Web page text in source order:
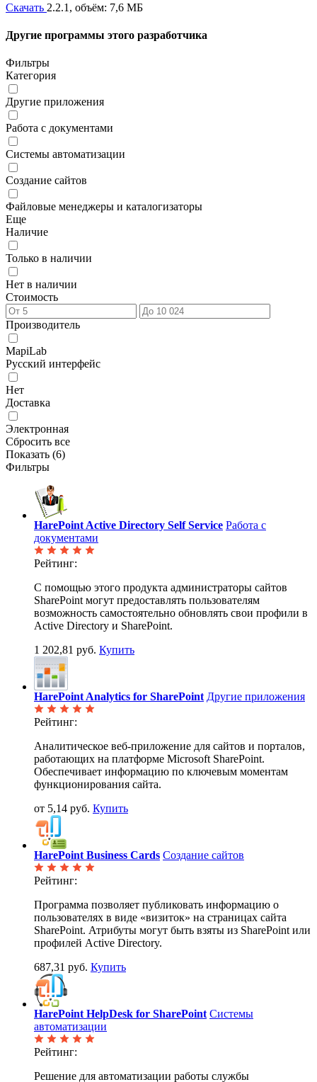
Скачать 2.2.1, объём: 7,6 МБ
Другие программы этого разработчика
Фильтры
Категория
Другие приложения
Работа с документами
Системы автоматизации
Создание сайтов
Файловые менеджеры и каталогизаторы
Еще
Наличие
Только в наличии
Нет в наличии
Стоимость
Производитель
MapiLab
Русский интерфейс
Нет
Доставка
Электронная
Сбросить все
Показать (6)
Фильтры
HarePoint Active Directory Self Service Работа с
документами
Рейтинг:
С помощью этого продукта администраторы сайтов
SharePoint могут предоставлять пользователям
возможность самостоятельно обновлять свои профили в
Active Directory и SharePoint.
1 202,81 руб. Купить
HarePoint Analytics for SharePoint Другие приложения
Рейтинг:
Аналитическое веб-приложение для сайтов и порталов,
работающих на платформе Microsoft SharePoint.
Обеспечивает информацию по ключевым моментам
функционирования сайта.
от 5,14 руб. Купить
HarePoint Business Cards Создание сайтов
Рейтинг:
Программа позволяет публиковать информацию о
пользователях в виде «визиток» на страницах сайта
SharePoint. Атрибуты могут быть взяты из SharePoint или
профилей Active Directory.
687,31 руб. Купить
HarePoint HelpDesk for SharePoint Системы
автоматизации
Рейтинг:
Решение для автоматизации работы службы